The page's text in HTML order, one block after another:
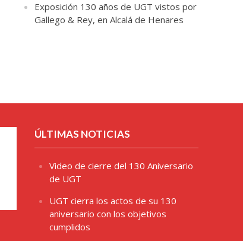
Exposición 130 años de UGT vistos por
Gallego & Rey, en Alcalá de Henares
ÚLTIMAS NOTICIAS
Video de cierre del 130 Aniversario
de UGT
UGT cierra los actos de su 130
aniversario con los objetivos
cumplidos